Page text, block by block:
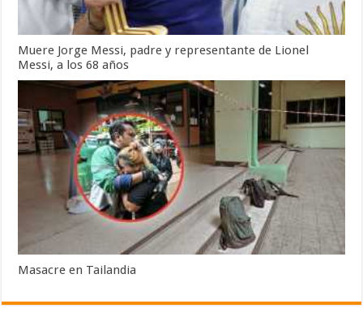
Muere Jorge Messi, padre y representante de Lionel
Messi, a los 68 años
Masacre en Tailandia